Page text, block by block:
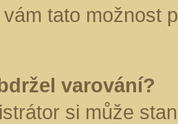
tato možnost
varování?
si může